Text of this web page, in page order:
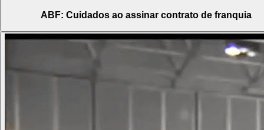
ABF: Cuidados ao assinar contrato de franquia